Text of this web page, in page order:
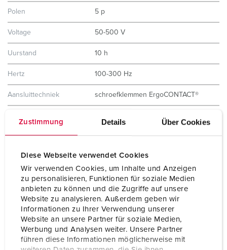
Zustimmung Details Über Cookies
Diese Webseite verwendet Cookies
Wir verwenden Cookies, um Inhalte und Anzeigen
zu personalisieren, Funktionen für soziale Medien
anbieten zu können und die Zugriffe auf unsere
Website zu analysieren. Außerdem geben wir
Informationen zu Ihrer Verwendung unserer
Website an unsere Partner für soziale Medien,
Werbung und Analysen weiter. Unsere Partner
führen diese Informationen möglicherweise mit
Polen 5 p
Voltage 50-500 V
Uurstand 10 h
Hertz 100-300 Hz
Aansluittechniek schroefklemmen ErgoCONTACT®
hittebestendig binnenwerk
Beschermingsgraad IP67 / IP69
335 g
Certificeringen
CB Zertifikat